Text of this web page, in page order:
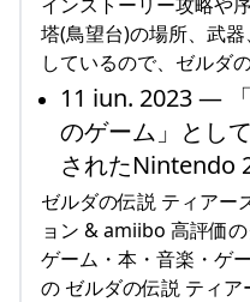
塔(鳥望台)の場所、武
しているので、ゼルダ
11 iun. 2023 —
のゲーム」とし
されたNintendo
ゼルダの伝説 ティアー
ョン & amiibo 高評価
ゲーム・本・音楽・ゲ
の ゼルダの伝説 ティ